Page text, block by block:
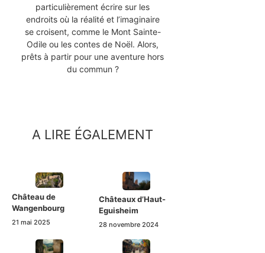
particulièrement écrire sur les
endroits où la réalité et l’imaginaire
se croisent, comme le Mont Sainte-
Odile ou les contes de Noël. Alors,
prêts à partir pour une aventure hors
du commun ?
A LIRE ÉGALEMENT
Château de
Wangenbourg
21 mai 2025
Châteaux d’Haut-
Eguisheim
28 novembre 2024